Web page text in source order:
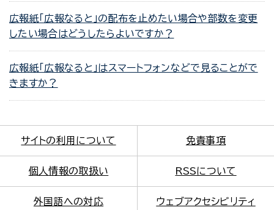
広報紙「広報なると」の配布を止めたい場合や部数を変更
したい場合はどうしたらよいですか？
広報紙「広報なると」はスマートフォンなどで見ることがで
きますか？
サイトの利用について 免責事項
個人情報の取扱い RSSについて
外国語への対応 ウェブアクセシビリティ